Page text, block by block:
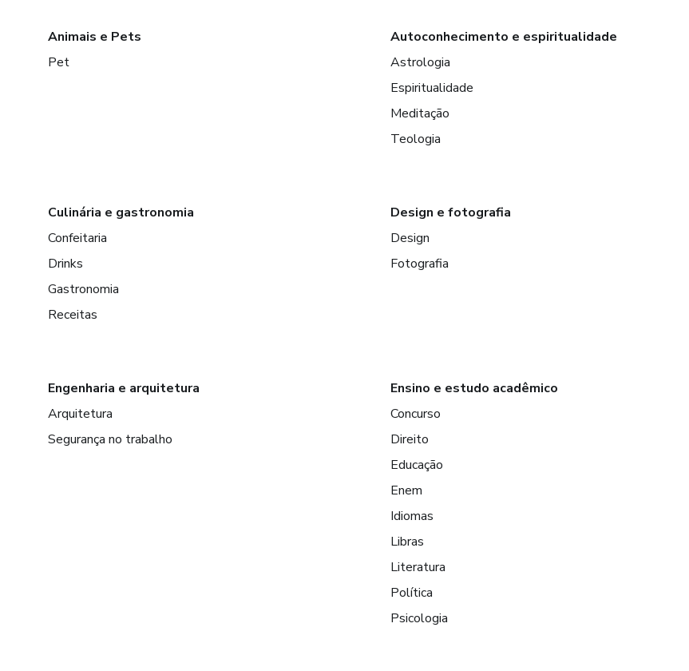
Animais e Pets
Pet
Autoconhecimento e espiritualidade
Astrologia
Espiritualidade
Meditação
Teologia
Culinária e gastronomia
Confeitaria
Drinks
Gastronomia
Receitas
Design e fotografia
Design
Fotografia
Engenharia e arquitetura
Arquitetura
Segurança no trabalho
Ensino e estudo acadêmico
Concurso
Direito
Educação
Enem
Idiomas
Libras
Literatura
Política
Psicologia